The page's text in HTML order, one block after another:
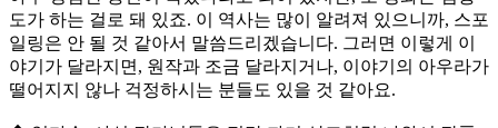
도가 하는 걸로 돼 있죠. 이 역사는 많이 알려져 있으니까, 스포
일링은 안 될 것 같아서 말씀드리겠습니다. 그러면 이렇게 이
야기가 달라지면, 원작과 조금 달라지거나, 이야기의 아우라가
떨어지지 않나 걱정하시는 분들도 있을 것 같아요.